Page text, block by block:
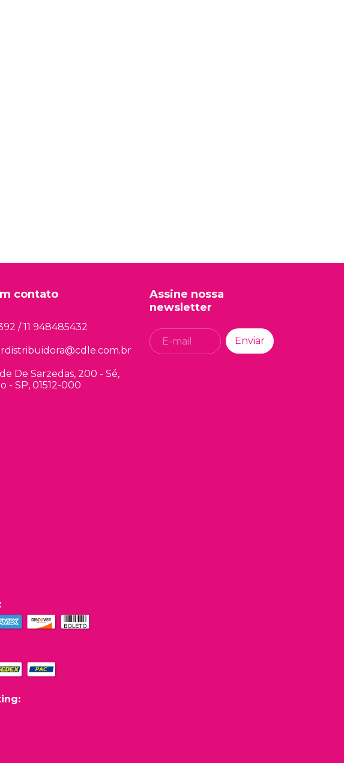
contato
/ 11 948485432
De Sarzedas, 200 - Sé,
- SP, 01512-000
Assine nossa
newsletter